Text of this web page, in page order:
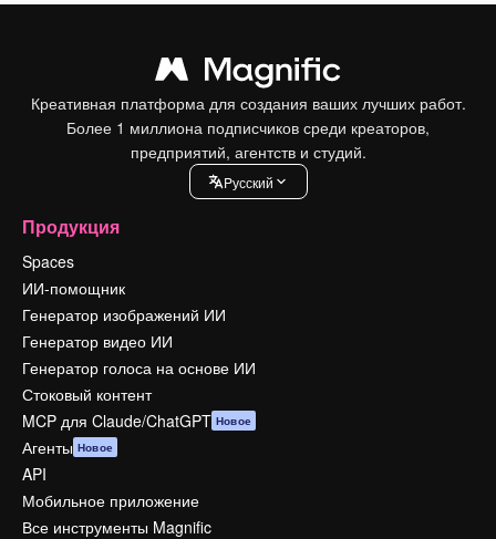
Креативная платформа для создания ваших лучших работ.
Более 1 миллиона подписчиков среди креаторов,
предприятий, агентств и студий.
Pусский
Продукция
Spaces
ИИ-помощник
Генератор изображений ИИ
Генератор видео ИИ
Генератор голоса на основе ИИ
Стоковый контент
MCP для Claude/ChatGPT Новое
Агенты Новое
API
Мобильное приложение
Все инструменты Magnific